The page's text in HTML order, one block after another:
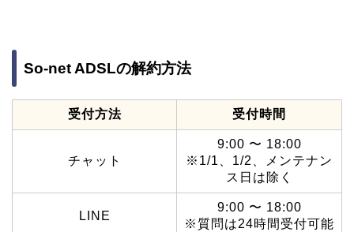
So-net ADSLの解約方法
受付方法 受付時間
チャット
9:00 〜 18:00
※1/1、1/2、メンテナン
ス日は除く
LINE
9:00 〜 18:00
※質問は24時間受付可能